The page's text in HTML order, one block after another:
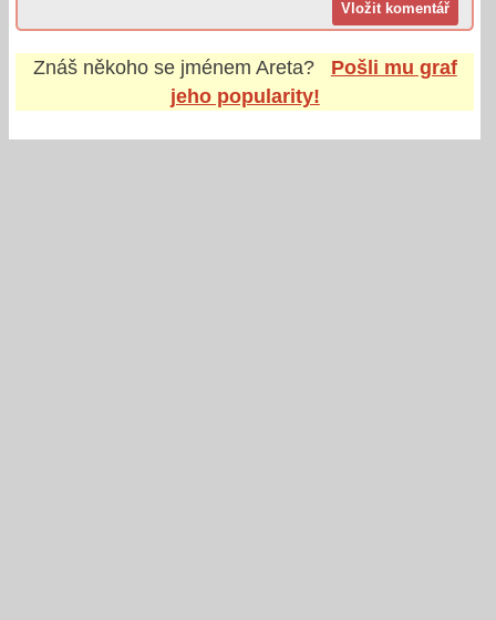
Znáš někoho se jménem Areta?
Pošli mu graf
jeho popularity!